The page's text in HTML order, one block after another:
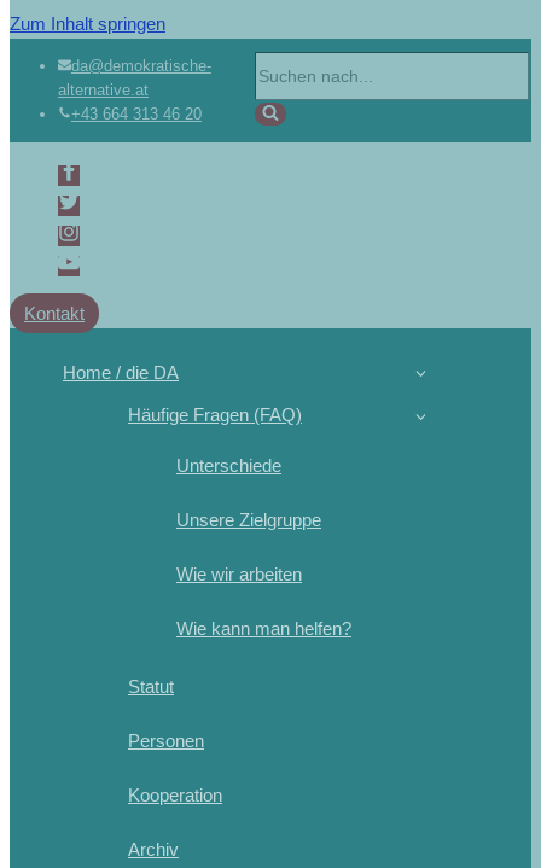
Zum Inhalt springen
da@demokratische-
alternative.at
+43 664 313 46 20
Kontakt
Home / die DA
Häufige Fragen (FAQ)
Unterschiede
Unsere Zielgruppe
Wie wir arbeiten
Wie kann man helfen?
Statut
Personen
Kooperation
Archiv